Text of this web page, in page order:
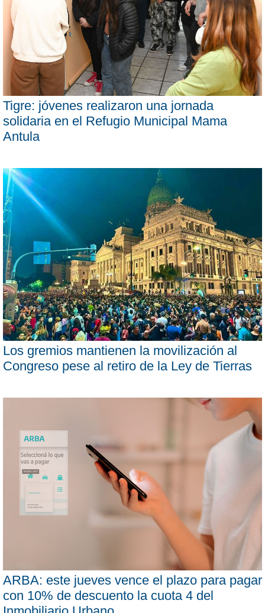
Tigre: jóvenes realizaron una jornada
solidaria en el Refugio Municipal Mama
Antula
Los gremios mantienen la movilización al
Congreso pese al retiro de la Ley de Tierras
ARBA: este jueves vence el plazo para pagar
con 10% de descuento la cuota 4 del